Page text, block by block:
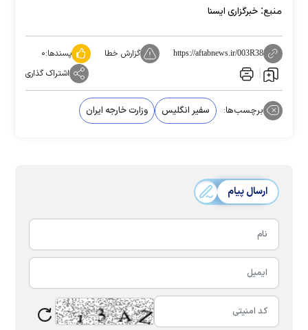
منبع: خبرگزاری ایسنا
https://aftabnews.ir/003R38 گزارش خطا پسندها:۰
اشتراک گذاری
برچسب‌ها: سفیر انگلیس وزارت خارجه ایران
ارسال پیام